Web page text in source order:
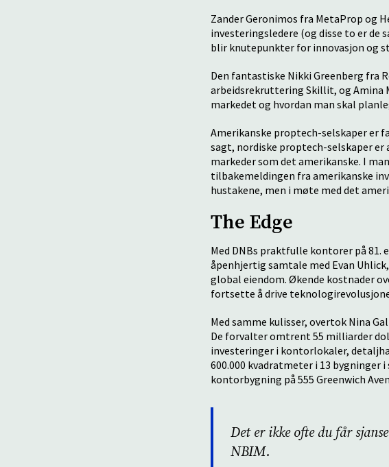
Zander Geronimos fra MetaProp og
investeringsledere (og disse to er de
blir knutepunkter for innovasjon og
Den fantastiske Nikki Greenberg fra
arbeidsrekruttering Skillit, og Amina
markedet og hvordan man skal
Amerikanske proptech-selskaper er
sagt, nordiske proptech-selskaper
markeder som det amerikanske. I
tilbakemeldingen fra amerikanske
hustakene, men i møte med det
The Edge
Med DNBs praktfulle kontorer på 81.
åpenhjertig samtale med Evan
global eiendom. Økende kostnader
fortsette å drive
Med samme kulisser, overtok Nina
De forvalter omtrent 55 milliarder
investeringer i kontorlokaler,
600.000 kvadratmeter i 13
kontorbygning på 555 Greenwich
Det er ikke ofte du får
NBIM.